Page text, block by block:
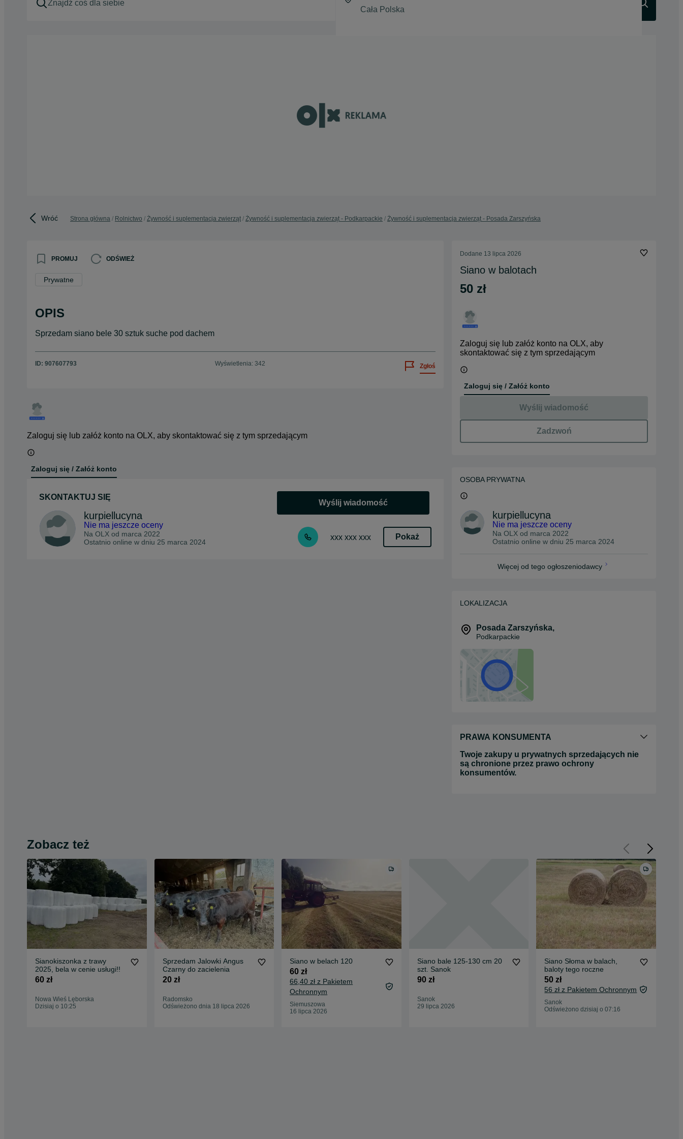
Wróć Strona główna Rolnictwo Żywność i suplementacja zwierząt Żywność i suplementacja zwierząt - Podkarpackie Żywność i suplementacja zwierząt - Posada Zarszyńska
PROMUJ ODŚWIEŻ
Prywatne
OPIS
Sprzedam siano bele 30 sztuk suche pod dachem
ID: 907607793 Wyświetlenia: 342 Zgłoś
Zaloguj się lub załóż konto na OLX, aby skontaktować się z tym sprzedającym
Zaloguj się / Załóż konto
SKONTAKTUJ SIĘ
kurpiellucyna
Nie ma jeszcze oceny
Na OLX od marca 2022
Ostatnio online w dniu 25 marca 2024
Wyślij wiadomość
xxx xxx xxx Pokaż
Dodane 13 lipca 2026
Siano w balotach
50 zł
Zaloguj się lub załóż konto na OLX, aby
skontaktować się z tym sprzedającym
Zaloguj się / Załóż konto
Wyślij wiadomość
Zadzwoń
OSOBA PRYWATNA
kurpiellucyna
Nie ma jeszcze oceny
Na OLX od marca 2022
Ostatnio online w dniu 25 marca 2024
Więcej od tego ogłoszeniodawcy
LOKALIZACJA
Posada Zarszyńska,
Podkarpackie
PRAWA KONSUMENTA
Twoje zakupy u prywatnych sprzedających nie
są chronione przez prawo ochrony
konsumentów.
Zobacz też
Sianokiszonka z trawy
2025, bela w cenie usługi!!
60 zł
Nowa Wieś Lęborska
Dzisiaj o 10:25
Sprzedam Jalowki Angus
Czarny do zacielenia
20 zł
Radomsko
Odświeżono dnia 18 lipca 2026
Siano w belach 120
60 zł
66,40 zł z Pakietem
Ochronnym
Siemuszowa
16 lipca 2026
Siano bale 125-130 cm 20
szt. Sanok
90 zł
Sanok
29 lipca 2026
Siano Słoma w balach,
baloty tego roczne
50 zł
56 zł z Pakietem Ochronnym
Sanok
Odświeżono dzisiaj o 07:16